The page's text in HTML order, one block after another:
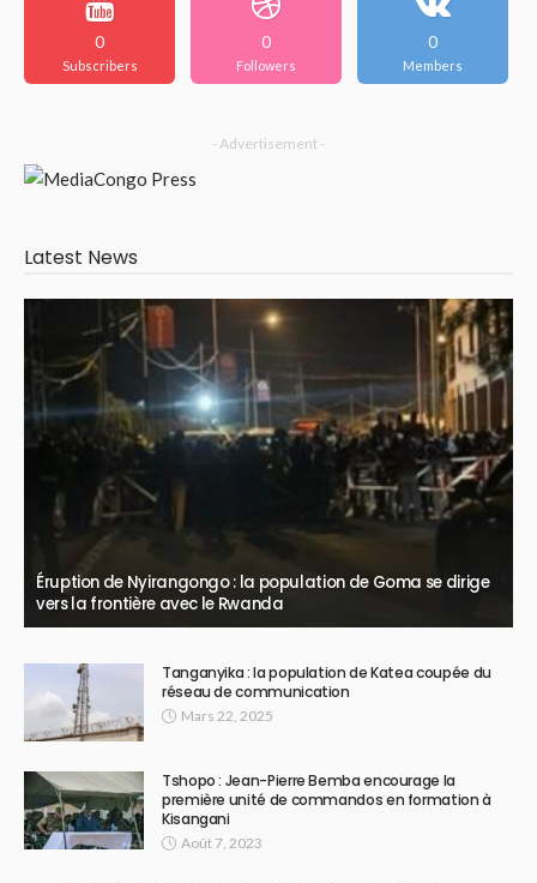
0
Subscribers
0
Followers
0
Members
- Advertisement -
Latest News
Éruption de Nyirangongo : la population de Goma se dirige
vers la frontière avec le Rwanda
Tanganyika : la population de Katea coupée du
réseau de communication
Mars 22, 2025
Tshopo : Jean-Pierre Bemba encourage la
première unité de commandos en formation à
Kisangani
Août 7, 2023